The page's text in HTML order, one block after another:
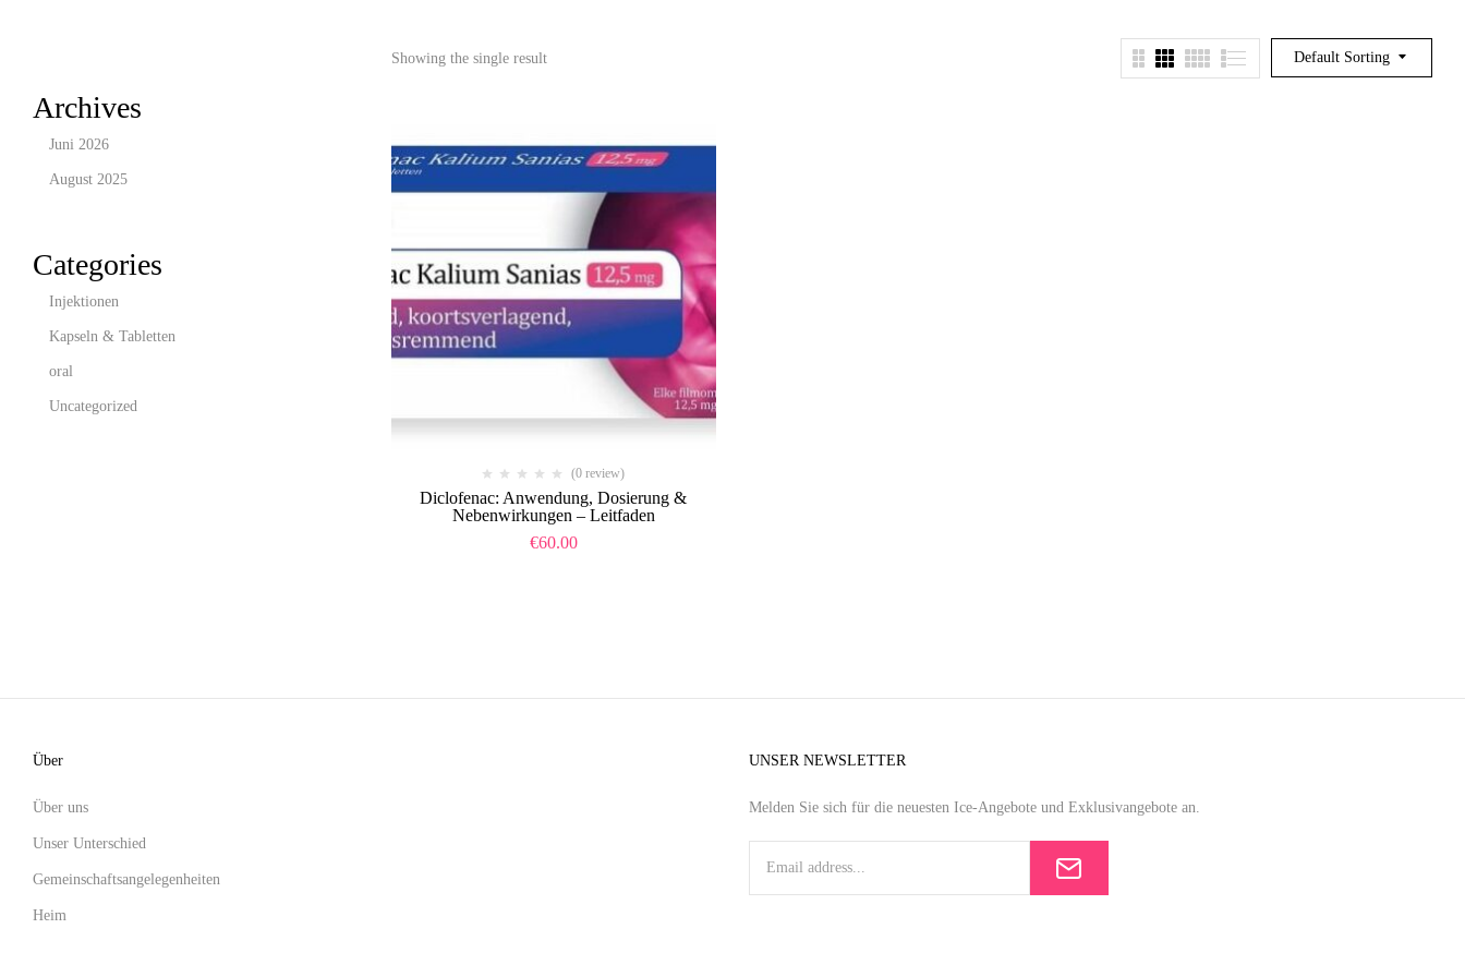
Archives
Juni 2026
August 2025
Categories
Injektionen
Kapseln & Tabletten
oral
Uncategorized
Default Sorting
Showing the single result
(0 review)
Diclofenac: Anwendung, Dosierung &
Nebenwirkungen – Leitfaden
€60.00
Über
Über uns
Unser Unterschied
Gemeinschaftsangelegenheiten
Heim
UNSER NEWSLETTER
Melden Sie sich für die neuesten Ice-Angebote und Exklusivangebote an.